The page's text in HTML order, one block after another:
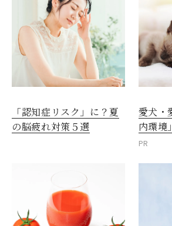
「認知症リスク」に？夏
の脳疲れ対策５選
愛犬・
内環境
PR